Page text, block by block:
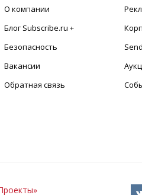
О компании
Блог Subscribe.ru +
Безопасность
Вакансии
Обратная связь